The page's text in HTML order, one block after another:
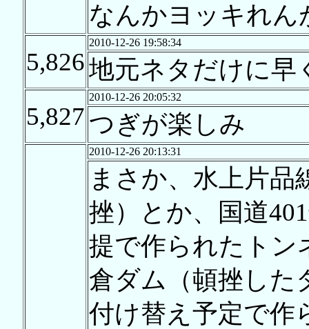
なんかヨッキれん
5,826
2010-12-26 19:58:34
地元ネタだけに早
5,827
2010-12-26 20:05:32
つぎが楽しみ
2010-12-26 20:13:31
まさか、水上片品
挫）とか、国道
提で作られたトン
倉ダム（頓挫した
付け替え予定で作